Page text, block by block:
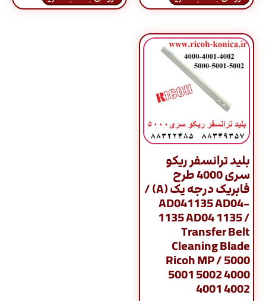
بلید ترانسفر ریکو
سری 4000 طرح
فابریک درجه یک (A) /
AD041135 AD04-
1135 AD04 1135 /
Transfer Belt
Cleaning Blade
Ricoh MP / 5000
5001 5002 4000
4001 4002